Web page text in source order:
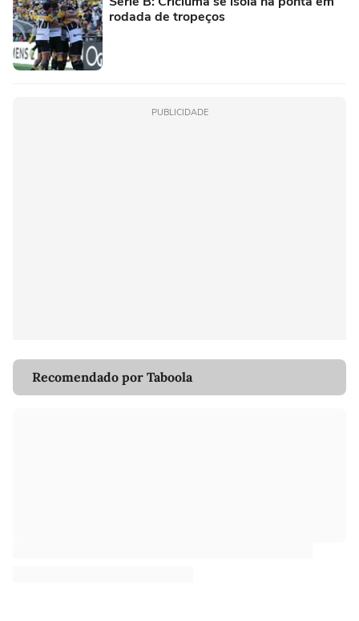
rodada de tropeços
PUBLICIDADE
Recomendado por Taboola